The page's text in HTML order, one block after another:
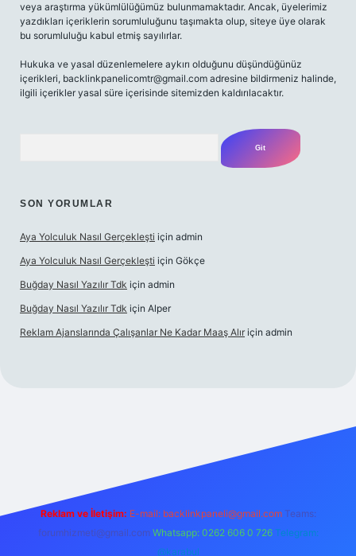
veya araştırma yükümlülüğümüz bulunmamaktadır. Ancak, üyelerimiz
yazdıkları içeriklerin sorumluluğunu taşımakta olup, siteye üye olarak
bu sorumluluğu kabul etmiş sayılırlar.
Hukuka ve yasal düzenlemelere aykırı olduğunu düşündüğünüz
içerikleri, backlinkpanelicomtr@gmail.com adresine bildirmeniz halinde,
ilgili içerikler yasal süre içerisinde sitemizden kaldırılacaktır.
SON YORUMLAR
Aya Yolculuk Nasıl Gerçekleşti için admin
Aya Yolculuk Nasıl Gerçekleşti için Gökçe
Buğday Nasıl Yazılır Tdk için admin
Buğday Nasıl Yazılır Tdk için Alper
Reklam Ajanslarında Çalışanlar Ne Kadar Maaş Alır için admin
Reklam ve İletişim: E-mail: backlinkpaneli@gmail.com Teams:
forumhizmeti@gmail.com Whatsapp: 0262 606 0 726 Telegram:
@karabul